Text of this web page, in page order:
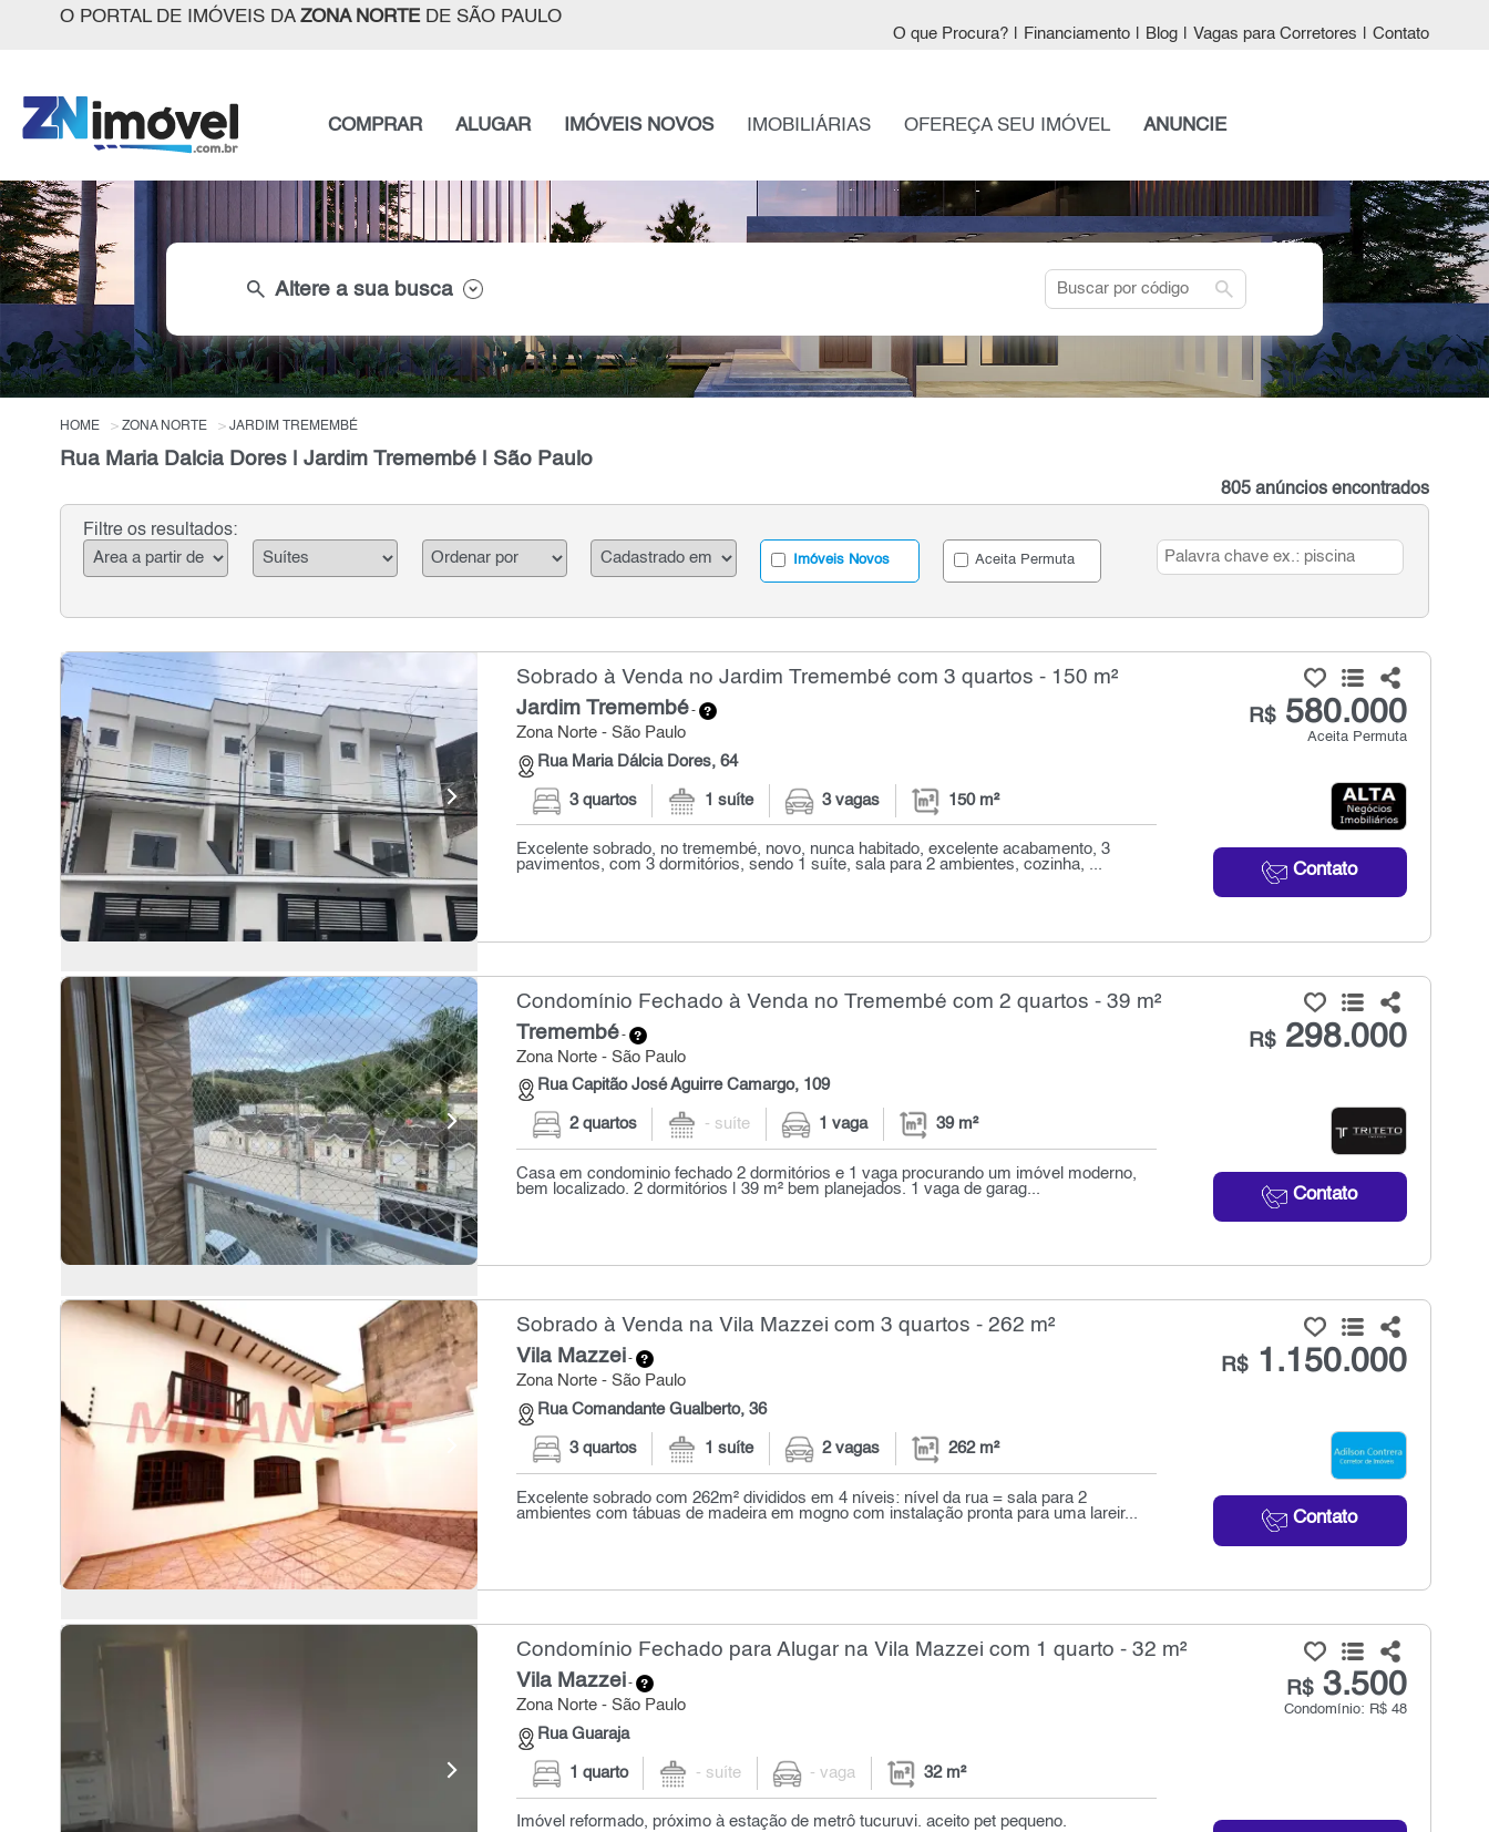
O PORTAL DE IMÓVEIS DA ZONA NORTEDE SÃO PAULO
O que Procura? Financiamento Blog Vagas para Corretores Contato
COMPRAR ALUGAR IMÓVEIS NOVOS IMOBILIÁRIAS OFEREÇA SEU IMÓVEL ANUNCIE
search Altere a sua busca search
HOME ZONA NORTE JARDIM TREMEMBÉ
Rua Maria Dalcia Dores | Jardim Tremembé | São Paulo
805 anúncios encontrados
Filtre os resultados:
Imóveis Novos Aceita Permuta
Sobrado à Venda no Jardim Tremembé com 3 quartos - 150 m²
Jardim Tremembé-
Zona Norte - São Paulo
Rua Maria Dálcia Dores, 64
R$580.000
Aceita Permuta
Contato
3 quartos 1 suíte 3 vagas 150 m²
Excelente sobrado, no tremembé, novo, nunca habitado, excelente acabamento, 3
pavimentos, com 3 dormitórios, sendo 1 suíte, sala para 2 ambientes, cozinha, ...
Condomínio Fechado à Venda no Tremembé com 2 quartos - 39 m²
Tremembé-
Zona Norte - São Paulo
Rua Capitão José Aguirre Camargo, 109
R$298.000
Contato
2 quartos - suíte 1 vaga 39 m²
Casa em condominio fechado 2 dormitórios e 1 vaga procurando um imóvel moderno,
bem localizado. 2 dormitórios | 39 m² bem planejados. 1 vaga de garag...
Sobrado à Venda na Vila Mazzei com 3 quartos - 262 m²
Vila Mazzei-
Zona Norte - São Paulo
Rua Comandante Gualberto, 36
R$1.150.000
Contato
3 quartos 1 suíte 2 vagas 262 m²
Excelente sobrado com 262m² divididos em 4 níveis: nível da rua = sala para 2
ambientes com tábuas de madeira em mogno com instalação pronta para uma lareir...
Condomínio Fechado para Alugar na Vila Mazzei com 1 quarto - 32 m²
Vila Mazzei-
Zona Norte - São Paulo
Rua Guaraja
R$3.500
Condomínio: R$ 48
1 quarto - suíte - vaga 32 m²
Imóvel reformado, próximo à estação de metrô tucuruvi. aceito pet pequeno.